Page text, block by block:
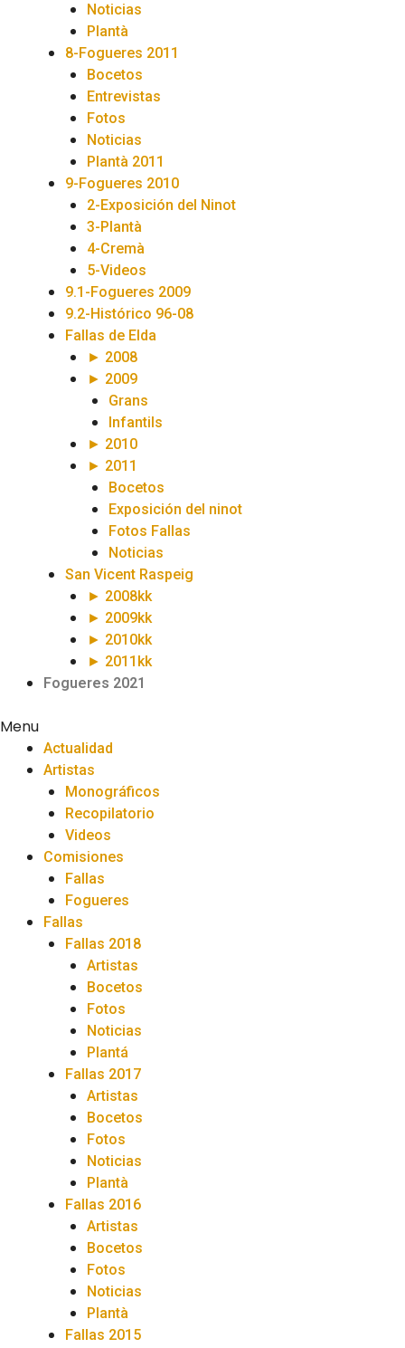
Noticias
Plantà
8-Fogueres 2011
Bocetos
Entrevistas
Fotos
Noticias
Plantà 2011
9-Fogueres 2010
2-Exposición del Ninot
3-Plantà
4-Cremà
5-Videos
9.1-Fogueres 2009
9.2-Histórico 96-08
Fallas de Elda
► 2008
► 2009
Grans
Infantils
► 2010
► 2011
Bocetos
Exposición del ninot
Fotos Fallas
Noticias
San Vicent Raspeig
► 2008kk
► 2009kk
► 2010kk
► 2011kk
Fogueres 2021
Menu
Actualidad
Artistas
Monográficos
Recopilatorio
Videos
Comisiones
Fallas
Fogueres
Fallas
Fallas 2018
Artistas
Bocetos
Fotos
Noticias
Plantá
Fallas 2017
Artistas
Bocetos
Fotos
Noticias
Plantà
Fallas 2016
Artistas
Bocetos
Fotos
Noticias
Plantà
Fallas 2015